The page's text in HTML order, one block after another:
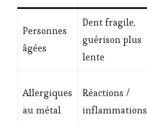
Personnes
âgées
Dent fragile,
guérison plus
lente
Allergiques
au métal
Réactions /
inflammations